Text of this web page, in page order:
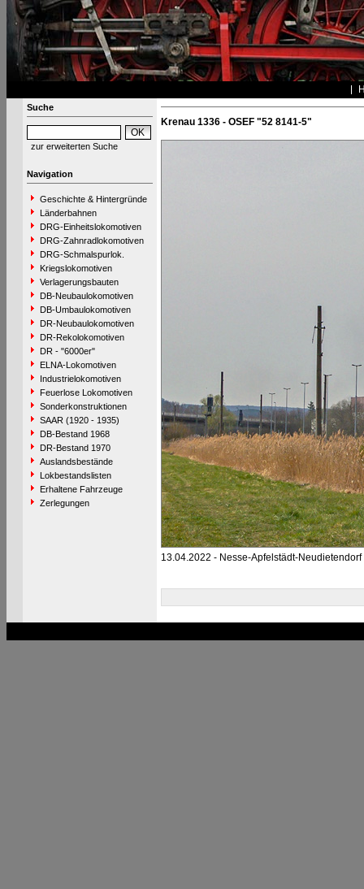
Suche
zur erweiterten Suche
Navigation
Geschichte & Hintergründe
Länderbahnen
DRG-Einheitslokomotiven
DRG-Zahnradlokomotiven
DRG-Schmalspurlok.
Kriegslokomotiven
Verlagerungsbauten
DB-Neubaulokomotiven
DB-Umbaulokomotiven
DR-Neubaulokomotiven
DR-Rekolokomotiven
DR - "6000er"
ELNA-Lokomotiven
Industrielokomotiven
Feuerlose Lokomotiven
Sonderkonstruktionen
SAAR (1920 - 1935)
DB-Bestand 1968
DR-Bestand 1970
Auslandsbestände
Lokbestandslisten
Erhaltene Fahrzeuge
Zerlegungen
Krenau 1336 - OSEF "52 8141-5"
13.04.2022 - Nesse-Apfelstädt-Neudietendorf